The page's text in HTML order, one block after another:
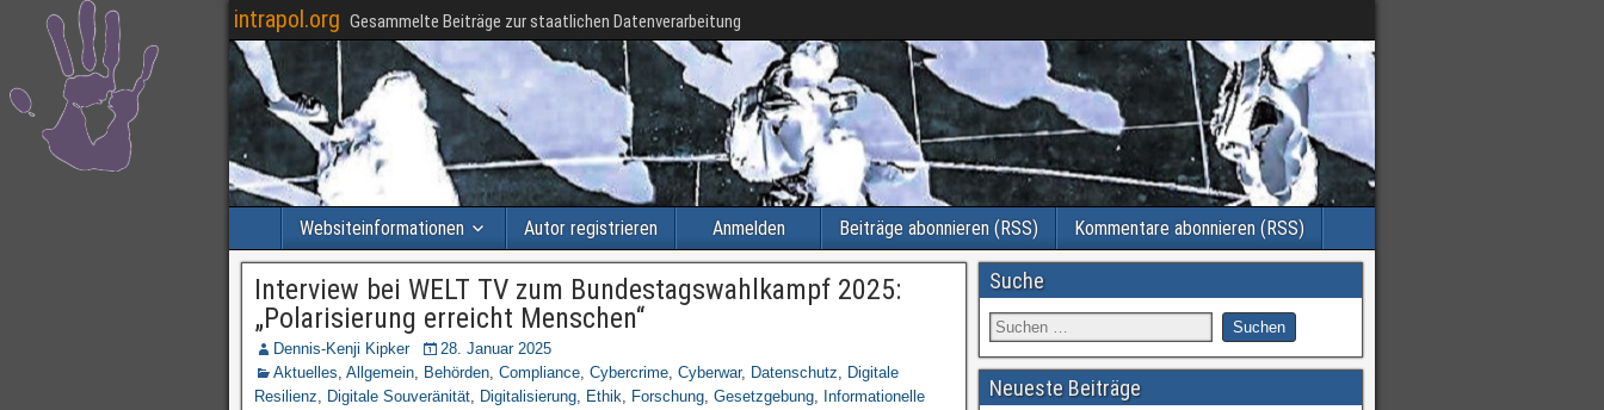
intrapol.org Gesammelte Beiträge zur staatlichen Datenverarbeitung
Websiteinformationen Autor registrieren Anmelden Beiträge abonnieren (RSS) Kommentare abonnieren (RSS)
Interview bei WELT TV zum Bundestagswahlkampf 2025:
„Polarisierung erreicht Menschen“
Dennis-Kenji Kipker
28. Januar 2025
Aktuelles, Allgemein, Behörden, Compliance, Cybercrime, Cyberwar, Datenschutz, Digitale
Resilienz, Digitale Souveränität, Digitalisierung, Ethik, Forschung, Gesetzgebung, Informationelle
Suche
Neueste Beiträge